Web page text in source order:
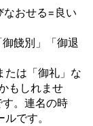
なおせる=良い
餞別」「御退
たは「御礼」な
もしれませ
。連名の時
です。